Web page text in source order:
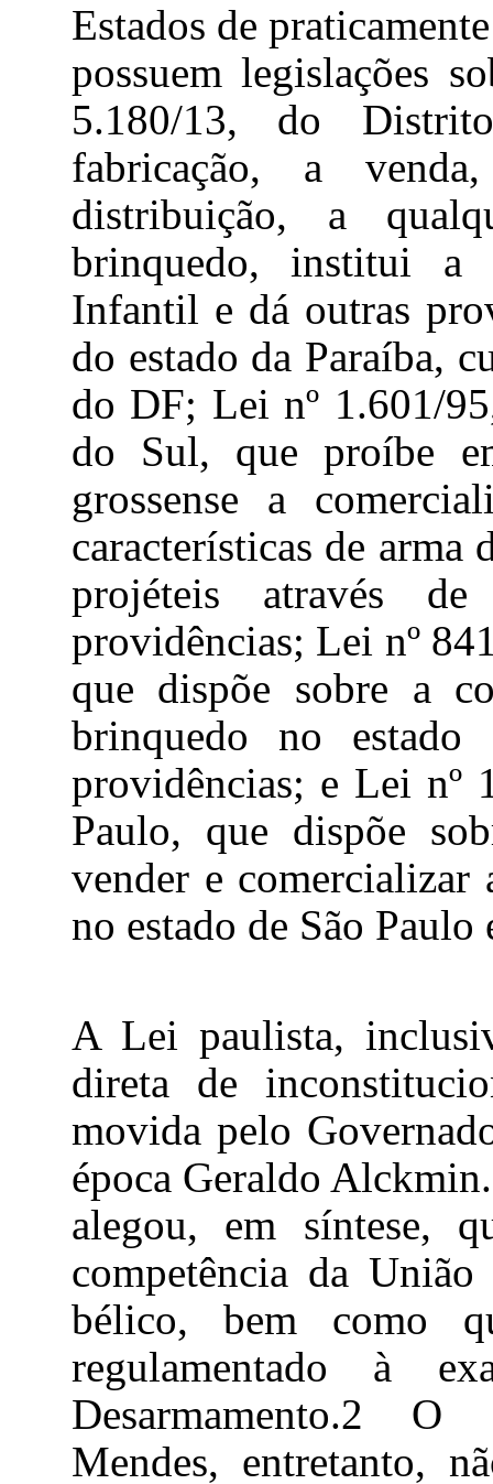
Estados de
possuem legislações
5.180/13, do
fabricação, a
distribuição, a
brinquedo, institui a
Infantil e dá outras
do estado da Paraíba,
do DF; Lei nº 1.601/
do Sul, que proíbe
grossense a
características de arma
projéteis através
providências; Lei nº
que dispõe sobre a
brinquedo no
providências; e Lei nº
Paulo, que dispõe
vender e comercializar
no estado de São
A Lei paulista,
direta de
movida pelo
época Geraldo
alegou, em síntese,
competência da
bélico, bem como
regulamentado à
Desarmamento.2 O
Mendes, entretanto,